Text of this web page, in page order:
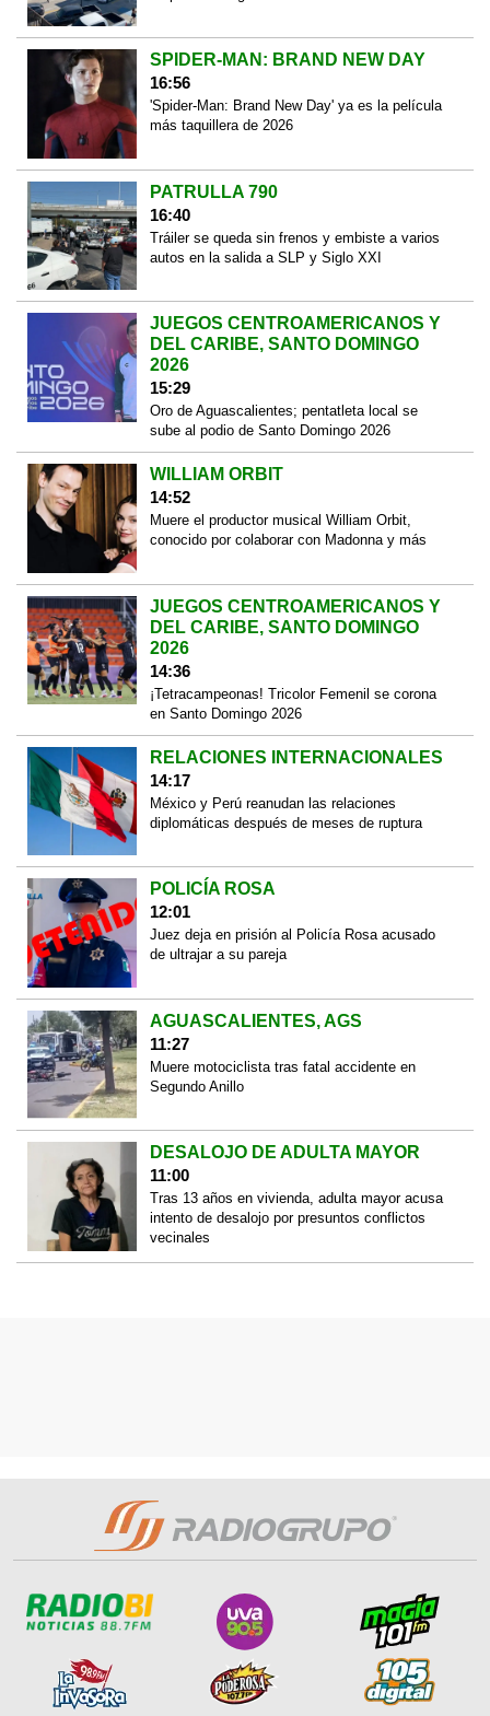
SPIDER-MAN: BRAND NEW DAY
16:56
'Spider-Man: Brand New Day' ya es la película
más taquillera de 2026
PATRULLA 790
16:40
Tráiler se queda sin frenos y embiste a varios
autos en la salida a SLP y Siglo XXI
JUEGOS CENTROAMERICANOS Y
DEL CARIBE, SANTO DOMINGO
2026
15:29
Oro de Aguascalientes; pentatleta local se
sube al podio de Santo Domingo 2026
WILLIAM ORBIT
14:52
Muere el productor musical William Orbit,
conocido por colaborar con Madonna y más
JUEGOS CENTROAMERICANOS Y
DEL CARIBE, SANTO DOMINGO
2026
14:36
¡Tetracampeonas! Tricolor Femenil se corona
en Santo Domingo 2026
RELACIONES INTERNACIONALES
14:17
México y Perú reanudan las relaciones
diplomáticas después de meses de ruptura
POLICÍA ROSA
12:01
Juez deja en prisión al Policía Rosa acusado
de ultrajar a su pareja
AGUASCALIENTES, AGS
11:27
Muere motociclista tras fatal accidente en
Segundo Anillo
DESALOJO DE ADULTA MAYOR
11:00
Tras 13 años en vivienda, adulta mayor acusa
intento de desalojo por presuntos conflictos
vecinales